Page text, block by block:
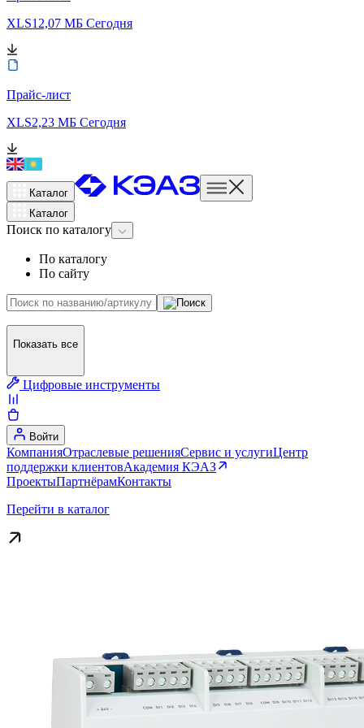
XLS12,07 МБ Сегодня
Прайс-лист
XLS2,23 МБ Сегодня
Каталог
Каталог
Поиск по каталогу
По каталогу
По сайту
Показать все
Цифровые инструменты
Войти
КомпанияОтраслевые решенияСервис и услугиЦентр
поддержки клиентовАкадемия КЭАЗ
ПроектыПартнёрамКонтакты
Перейти в каталог